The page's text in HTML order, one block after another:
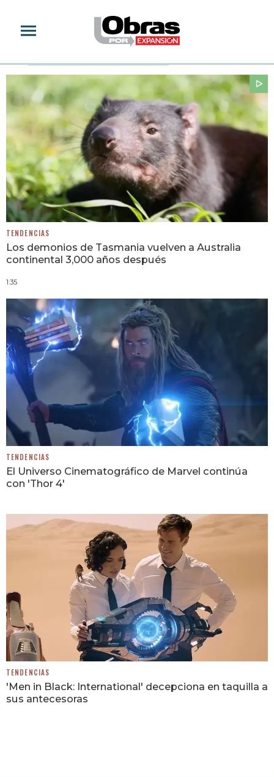
TENDENCIAS
Los demonios de Tasmania vuelven a Australia
continental 3,000 años después
1:35
TENDENCIAS
El Universo Cinematográfico de Marvel continúa
con 'Thor 4'
TENDENCIAS
'Men in Black: International' decepciona en taquilla a
sus antecesoras